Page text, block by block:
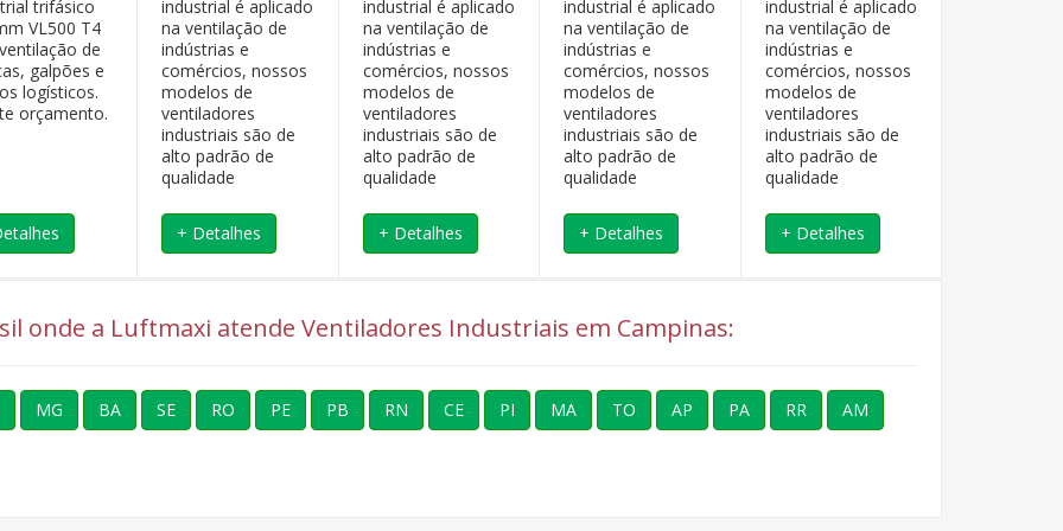
trifásico
VL500 T4
de
galpões e
logísticos.
orçamento.
industrial é aplicado
na ventilação de
indústrias e
comércios, nossos
modelos de
ventiladores
industriais são de
alto padrão de
qualidade
+ Detalhes
industrial é aplicado
na ventilação de
indústrias e
comércios, nossos
modelos de
ventiladores
industriais são de
alto padrão de
qualidade
+ Detalhes
industrial é aplicado
na ventilação de
indústrias e
comércios, nossos
modelos de
ventiladores
industriais são de
alto padrão de
qualidade
+ Detalhes
industrial é aplicado
na ventilação de
indústrias e
comércios, nossos
modelos de
ventiladores
industriais são de
alto padrão de
qualidade
+ Detalhes
onde a Luftmaxi atende Ventiladores Industriais em Campinas:
MG BA SE RO PE PB RN CE PI MA TO AP PA RR AM